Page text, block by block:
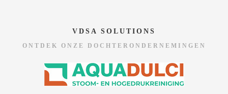
VDSA SOLUTIONS
ONTDEK ONZE DOCHTERONDERNEMINGEN